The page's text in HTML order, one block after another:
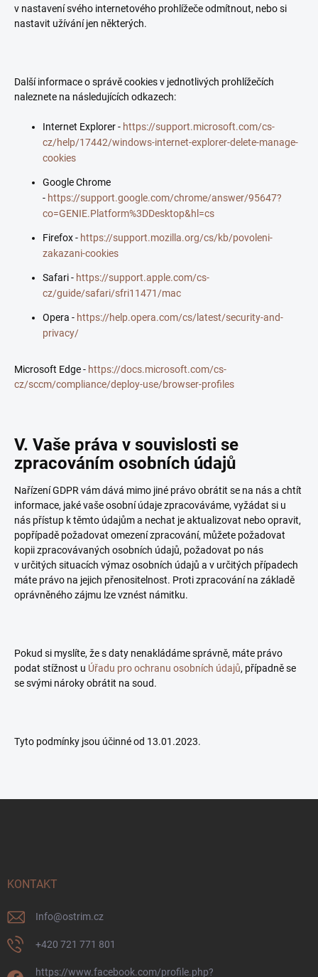
v nastavení svého internetového prohlížeče odmítnout, nebo si
nastavit užívání jen některých.
Další informace o správě cookies v jednotlivých prohlížečích
naleznete na následujících odkazech:
Internet Explorer - https://support.microsoft.com/cs-
cz/help/17442/windows-internet-explorer-delete-manage-
cookies
Google Chrome
- https://support.google.com/chrome/answer/95647?
co=GENIE.Platform%3DDesktop&hl=cs
Firefox - https://support.mozilla.org/cs/kb/povoleni-
zakazani-cookies
Safari - https://support.apple.com/cs-
cz/guide/safari/sfri11471/mac
Opera - https://help.opera.com/cs/latest/security-and-
privacy/
Microsoft Edge - https://docs.microsoft.com/cs-
cz/sccm/compliance/deploy-use/browser-profiles
V. Vaše práva v souvislosti se
zpracováním osobních údajů
Nařízení GDPR vám dává mimo jiné právo obrátit se na nás a chtít
informace, jaké vaše osobní údaje zpracováváme, vyžádat si u
nás přístup k těmto údajům a nechat je aktualizovat nebo opravit,
popřípadě požadovat omezení zpracování, můžete požadovat
kopii zpracovávaných osobních údajů, požadovat po nás
v určitých situacích výmaz osobních údajů a v určitých případech
máte právo na jejich přenositelnost. Proti zpracování na základě
oprávněného zájmu lze vznést námitku.
Pokud si myslíte, že s daty nenakládáme správně, máte právo
podat stížnost u Úřadu pro ochranu osobních údajů, případně se
se svými nároky obrátit na soud.
Tyto podmínky jsou účinné od 13.01.2023.
KONTAKT
Info@ostrim.cz
+420 721 771 801
https://www.facebook.com/profile.php?